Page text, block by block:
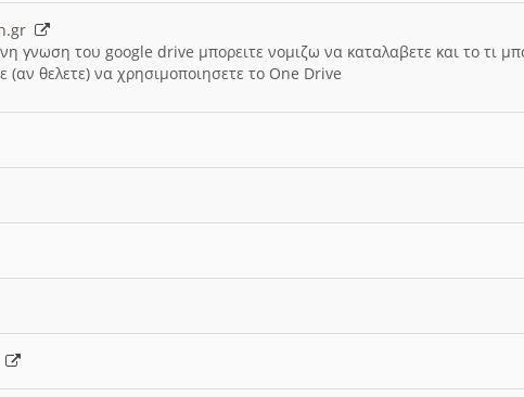
γνωση του google drive μπορειτε νομιζω να καταλαβετε και το τι
(αν θελετε) να χρησιμοποιησετε το One Drive